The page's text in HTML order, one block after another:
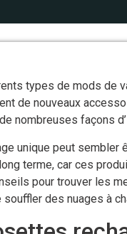
types de mods de
de nouveaux
nombreuses façons
unique peut
terme, car ces
pour trouver les
souffler des nuages à